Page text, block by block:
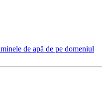
de apă de pe domeniul